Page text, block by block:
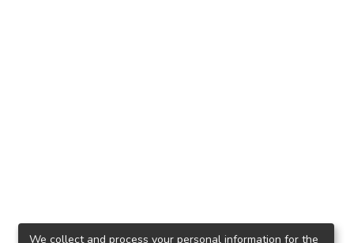
We collect and process your personal information for the